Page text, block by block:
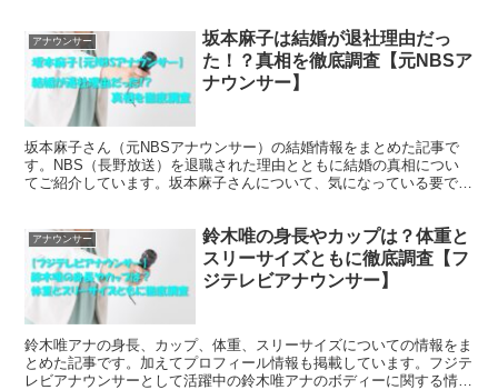
アナウンサー
坂本麻子は結婚が退社理由だっ
た！？真相を徹底調査【元NBSア
ナウンサー】
坂本麻子さん（元NBSアナウンサー）の結婚情報をまとめた記事で
す。NBS（長野放送）を退職された理由とともに結婚の真相につい
てご紹介しています。坂本麻子さんについて、気になっている要であ
アナウンサー
鈴木唯の身長やカップは？体重と
スリーサイズともに徹底調査【フ
ジテレビアナウンサー】
鈴木唯アナの身長、カップ、体重、スリーサイズについての情報をま
とめた記事です。加えてプロフィール情報も掲載しています。フジテ
レビアナウンサーとして活躍中の鈴木唯アナのボディーに関する情報